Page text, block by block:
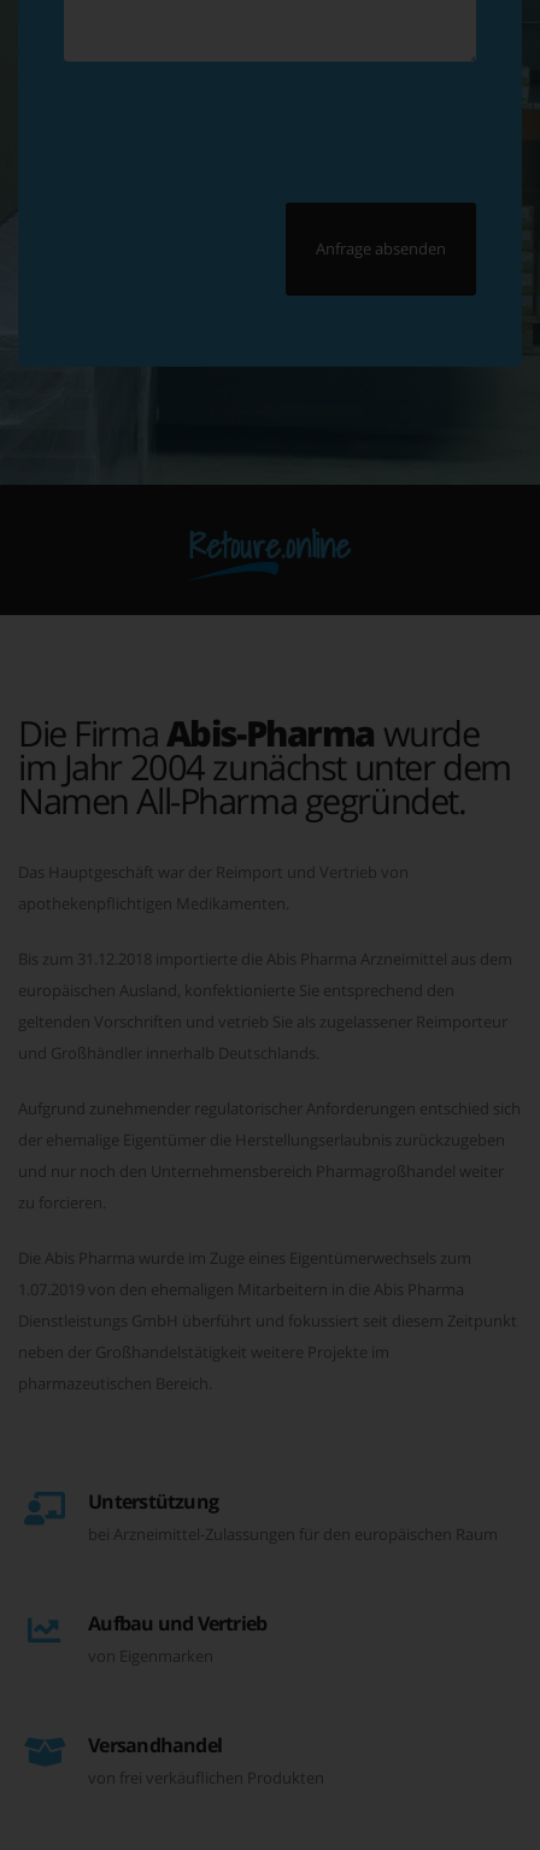
Retoure.online
Die Firma Abis-Pharma wurde
im Jahr 2004 zunächst unter dem
Namen All-Pharma gegründet.
Das Hauptgeschäft war der Reimport und Vertrieb von
apothekenpflichtigen Medikamenten.
Bis zum 31.12.2018 importierte die Abis Pharma Arzneimittel aus dem
europäischen Ausland, konfektionierte Sie entsprechend den
geltenden Vorschriften und vetrieb Sie als zugelassener Reimporteur
und Großhändler innerhalb Deutschlands.
Aufgrund zunehmender regulatorischer Anforderungen entschied sich
der ehemalige Eigentümer die Herstellungserlaubnis zurückzugeben
und nur noch den Unternehmensbereich Pharmagroßhandel weiter
zu forcieren.
Die Abis Pharma wurde im Zuge eines Eigentümerwechsels zum
1.07.2019 von den ehemaligen Mitarbeitern in die Abis Pharma
Dienstleistungs GmbH überführt und fokussiert seit diesem Zeitpunkt
neben der Großhandelstätigkeit weitere Projekte im
pharmazeutischen Bereich.
Unterstützung
bei Arzneimittel-Zulassungen für den europäischen Raum
Aufbau und Vertrieb
von Eigenmarken
Versandhandel
von frei verkäuflichen Produkten